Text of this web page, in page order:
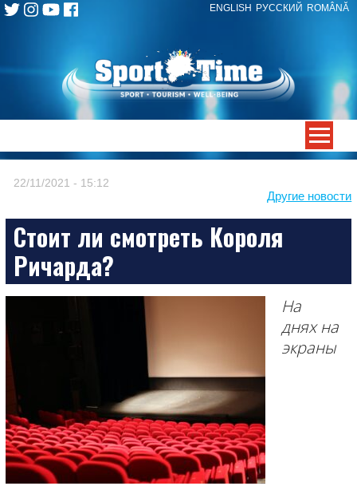
ENGLISH РУССКИЙ ROMÂNĂ
Skip
Другие новости
22/11/2021 - 15:12
Стоит ли смотреть Короля
Ричарда?
На
днях на
экраны